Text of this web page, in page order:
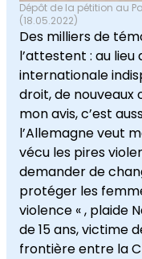
Dépôt de la pétition au
(18.05.2022)
Des milliers de
l’attestent : au
internationale
droit, de
mon avis, c’est
l’Allemagne veut
vécu les pires
demander de
protéger les
violence « , plaide
de 15 ans, victime
frontière entre la